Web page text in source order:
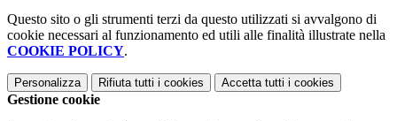
Questo sito o gli strumenti terzi da questo utilizzati si avvalgono di
cookie necessari al funzionamento ed utili alle finalità illustrate nella
COOKIE POLICY.
Personalizza Rifiuta tutti i cookies Accetta tutti i cookies
Gestione cookie